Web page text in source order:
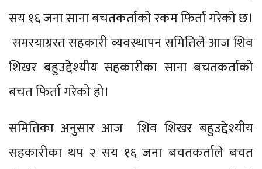
सय १६ जना साना बचतकर्ताको रकम फिर्ता गरेको छ।
समस्याग्रस्त सहकारी व्यवस्थापन समितिले आज शिव
शिखर बहुउद्देश्यीय सहकारीका साना बचतकर्ताको
बचत फिर्ता गरेको हो।
समितिका अनुसार आज शिव शिखर बहुउद्देश्यीय
सहकारीका थप २ सय १६ जना बचतकर्ताले बचत